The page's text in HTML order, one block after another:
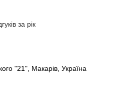
за рік
"21", Макарів, Україна